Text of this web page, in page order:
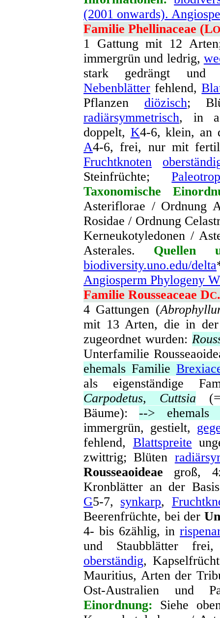
(2001 onwards).
Familie Phellinaceae (L
1 Gattung mit 12
immergrün und ledrig,
stark gedrängt
Nebenblätter fehlend,
Pflanzen diözisch;
radiärsymmetrisch, in
doppelt, K4-6, klein, an
A4-6, frei, nur mit
Fruchtknoten
Steinfrüchte;
Taxonomische
Asteriflorae / Ordnung
Rosidae / Ordnung
Kerneukotyledonen /
Asterales. Quellen
biodiversity.uno.edu/delta
Angiosperm Phylogeny
Familie Rousseaceae DC.
4 Gattungen (
mit 13 Arten, die in der
zugeordnet wurden:
Unterfamilie
ehemals Familie
als eigenständige
Carpodetus, Cuttsia (=
Bäume): -->
immergrün, gestielt,
fehlend, Blattspreite
zwittrig; Blüten
Rousseaoideae groß,
Kronblätter an der
G5-7, synkarp,
Beerenfrüchte, bei der
4- bis 6zählig, in
und Staubblätter
oberständig,
Mauritius, Arten der
Ost-Australien und
Einordnung: Siehe